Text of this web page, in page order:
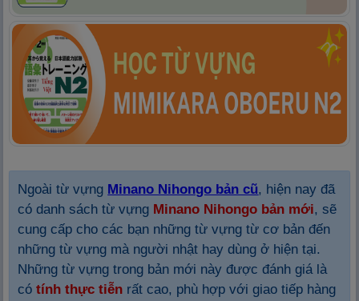
Ngoài từ vựng Minano Nihongo bản cũ, hiện nay đã
có danh sách từ vựng Minano Nihongo bản mới, sẽ
cung cấp cho các bạn những từ vựng từ cơ bản đến
những từ vựng mà người nhật hay dùng ở hiện tại.
Những từ vựng trong bản mới này được đánh giá là
cótính thực tiễn rất cao, phù hợp với giao tiếp hàng